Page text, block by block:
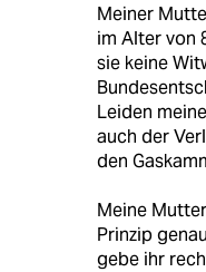
Meiner
im Alter von
sie keine
Leiden
auch der
den
Meine
Prinzip
gebe ihr